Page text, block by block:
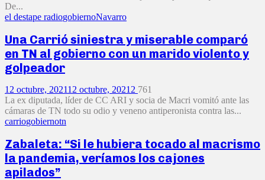
De...
el destape radiogobiernoNavarro
Una Carrió siniestra y miserable comparó
en TN al gobierno con un marido violento y
golpeador
12 octubre, 202112 octubre, 20212 761
La ex diputada, líder de CC ARI y socia de Macri vomitó ante las
cámaras de TN todo su odio y veneno antiperonista contra las...
carriogobiernotn
Zabaleta: “Si le hubiera tocado al macrismo
la pandemia, veríamos los cajones
apilados”